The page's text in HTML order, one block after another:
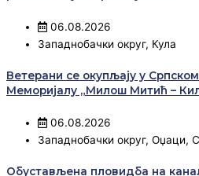
06.08.2026
Западнобачки округ, Кула
Ветерани се окупљају у
Меморијалу „Милош Митић –
06.08.2026
Западнобачки округ, Оџаци,
Обустављена пловидба на